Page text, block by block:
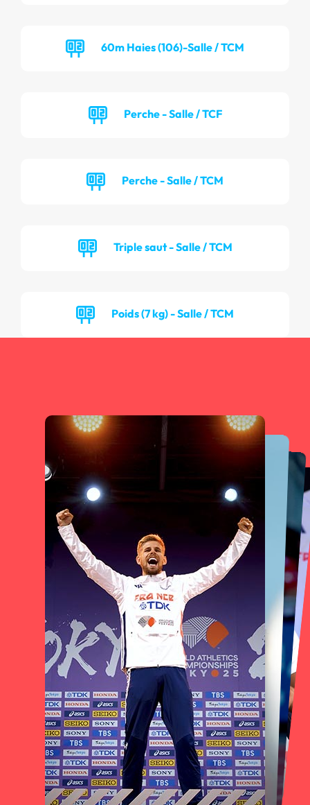
60m Haies (106)-Salle / TCM
Perche - Salle / TCF
Perche - Salle / TCM
Triple saut - Salle / TCM
Poids (7 kg) - Salle / TCM